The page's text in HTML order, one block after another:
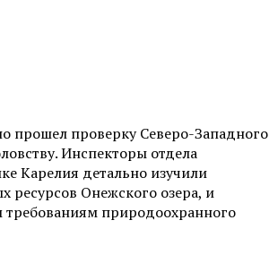
прошел проверку Северо-Западного
Инспекторы отдела
Карелия детально изучили
ресурсов Онежского озера, и
природоохранного